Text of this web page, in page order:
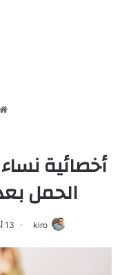
أخصائية
الحمل
kiro 13 أغسطس، 2024